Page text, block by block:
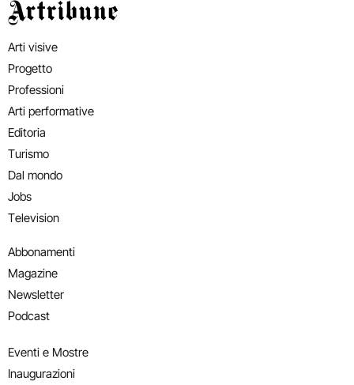
Artribune
Arti visive
Progetto
Professioni
Arti performative
Editoria
Turismo
Dal mondo
Jobs
Television
Abbonamenti
Magazine
Newsletter
Podcast
Eventi e Mostre
Inaugurazioni